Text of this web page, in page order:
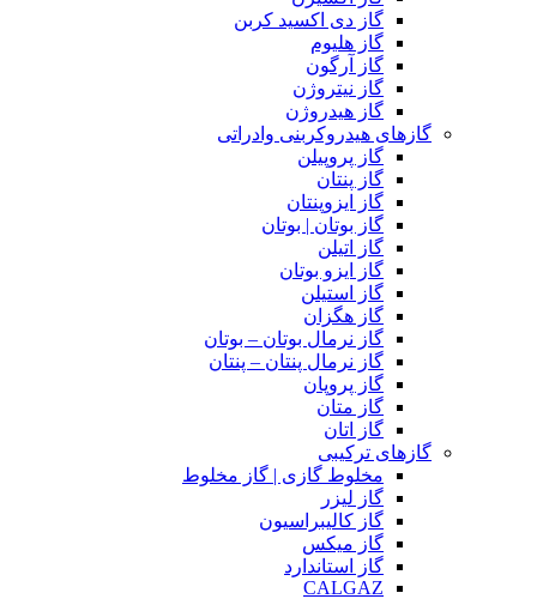
گاز دی اکسید کربن
گاز هلیوم
گاز آرگون
گاز نیتروژن
گاز هیدروژن
گازهای هیدروکربنی وادراتی
گاز پروپیلن
گاز پنتان
گاز ایزوپنتان
گاز بوتان | بوتان
گاز اتیلن
گاز ایزو بوتان
گاز استیلن
گاز هگزان
گاز نرمال بوتان – بوتان
گاز نرمال پنتان – پنتان
گاز پروپان
گاز متان
گاز اتان
گازهای ترکیبی
مخلوط گازی | گاز مخلوط
گاز لیزر
گاز کالیبراسیون
گاز میکس
گاز استاندارد
CALGAZ